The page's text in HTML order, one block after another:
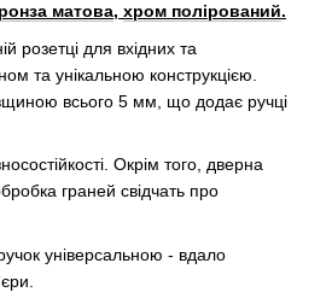
матова, хром полірований.
розетці для вхідних та
та унікальною конструкцією.
всього 5 мм, що додає ручці
Окрім того, дверна
граней свідчать про
універсальною - вдало